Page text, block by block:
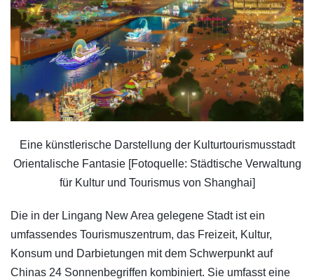
Eine künstlerische Darstellung der Kulturtourismusstadt
Orientalische Fantasie [Fotoquelle: Städtische Verwaltung
für Kultur und Tourismus von Shanghai]
Die in der Lingang New Area gelegene Stadt ist ein
umfassendes Tourismuszentrum, das Freizeit, Kultur,
Konsum und Darbietungen mit dem Schwerpunkt auf
Chinas 24 Sonnenbegriffen kombiniert. Sie umfasst eine